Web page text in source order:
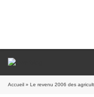
Accueil » Le revenu 2006 des